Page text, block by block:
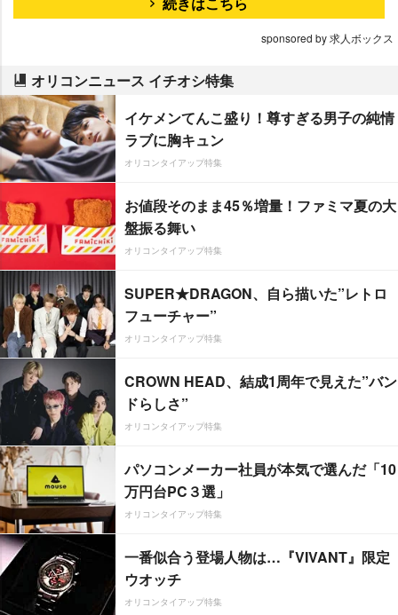
sponsored by 求人ボックス
オリコンニュース イチオシ特集
イケメンてんこ盛り！尊すぎる男子の純情
ラブに胸キュン
オリコンタイアップ特集
お値段そのまま45％増量！ファミマ夏の大
盤振る舞い
オリコンタイアップ特集
SUPER★DRAGON、自ら描いた”レトロ
フューチャー”
オリコンタイアップ特集
CROWN HEAD、結成1周年で見えた”バン
ドらしさ”
オリコンタイアップ特集
パソコンメーカー社員が本気で選んだ「10
万円台PC３選」
オリコンタイアップ特集
一番似合う登場人物は…『VIVANT』限定
ウオッチ
オリコンタイアップ特集